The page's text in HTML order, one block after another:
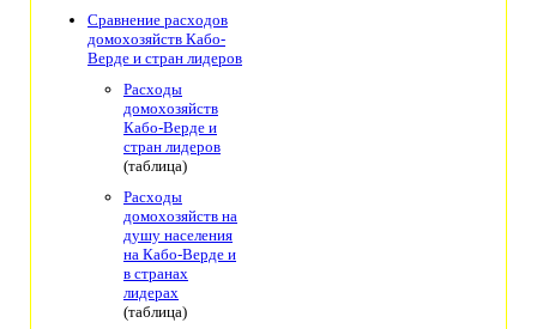
Сравнение расходов
домохозяйств Кабо-
Верде и стран лидеров
Расходы
домохозяйств
Кабо-Верде и
стран лидеров
(таблица)
Расходы
домохозяйств на
душу населения
на Кабо-Верде и
в странах
лидерах
(таблица)